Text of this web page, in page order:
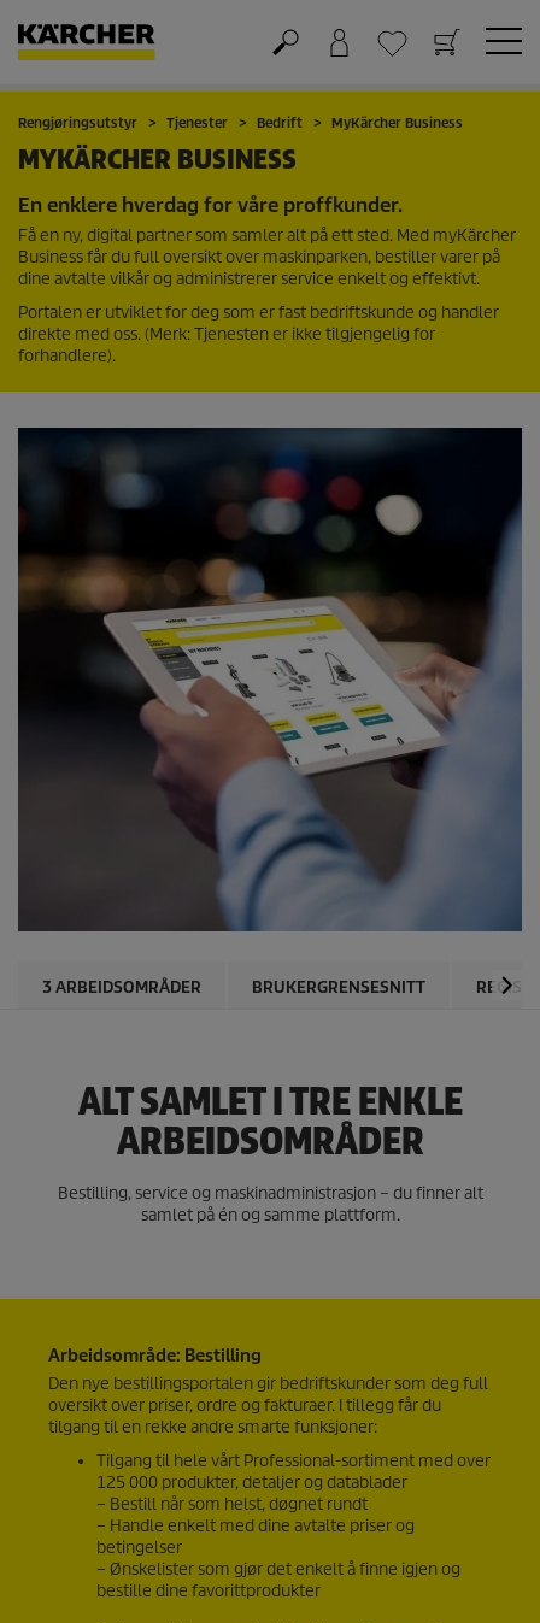
Handlekurv
Ønskeliste
Rengjøringsutstyr Tjenester Bedrift MyKärcher Business
MYKÄRCHER BUSINESS
En enklere hverdag for våre proffkunder.
Få en ny, digital partner som samler alt på ett sted. Med myKärcher
Business får du full oversikt over maskinparken, bestiller varer på
dine avtalte vilkår og administrerer service enkelt og effektivt.
Portalen er utviklet for deg som er fast bedriftskunde og handler
direkte med oss. (Merk: Tjenesten er ikke tilgjengelig for
forhandlere).
3 ARBEIDSOMRÅDER BRUKERGRENSESNITT
ALT SAMLET I TRE ENKLE
ARBEIDSOMRÅDER
Bestilling, service og maskinadministrasjon – du finner alt
samlet på én og samme plattform.
Arbeidsområde: Bestilling
Den nye bestillingsportalen gir bedriftskunder som deg full
oversikt over priser, ordre og fakturaer. I tillegg får du
tilgang til en rekke andre smarte funksjoner:
Tilgang til hele vårt Professional-sortiment med over
125 000 produkter, detaljer og datablader
– Bestill når som helst, døgnet rundt
– Handle enkelt med dine avtalte priser og
betingelser
– Ønskelister som gjør det enkelt å finne igjen og
bestille dine favorittprodukter